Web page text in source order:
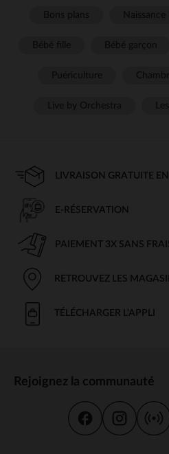
LIVRAISON GRATUITE
E-RÉSERVATION
PAIEMENT 3X SANS
RETROUVEZ LES
TÉLÉCHARGER L'APPLI
Rejoignez la communauté